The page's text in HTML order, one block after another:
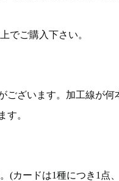
でご購入下さい。
ございます。加工線が何
す。
(カードは1種につき1点